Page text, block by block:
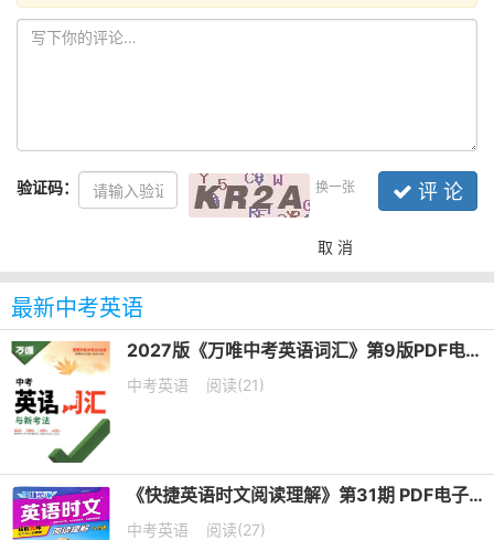
验证码： 换一张 评 论
取 消
最新中考英语
2027版《万唯中考英语词汇》第9版PDF电子版下载
中考英语 阅读(21)
《快捷英语时文阅读理解》第31期 PDF电子版下载 七年级+八年级+中考
中考英语 阅读(27)